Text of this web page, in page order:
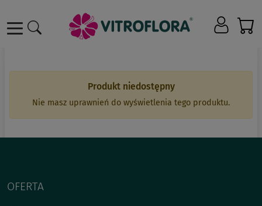
Produkt niedostępny
Nie masz uprawnień do wyświetlenia tego produktu.
OFERTA